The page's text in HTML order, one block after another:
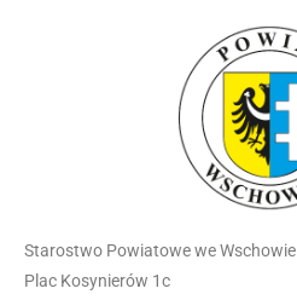
Starostwo Powiatowe we Wschowie
Plac Kosynierów 1c